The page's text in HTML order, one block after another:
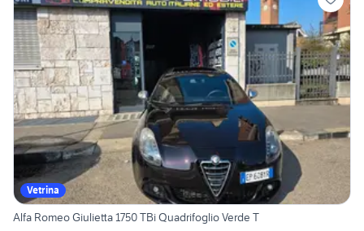
Vetrina
Alfa Romeo Giulietta 1750 TBi Quadrifoglio Verde T